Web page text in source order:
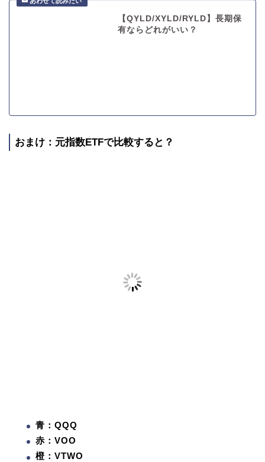
【QYLD/XYLD/RYLD】長期保
有ならどれがいい？
おまけ：元指数ETFで比較すると？
青：QQQ
赤：VOO
橙：VTWO